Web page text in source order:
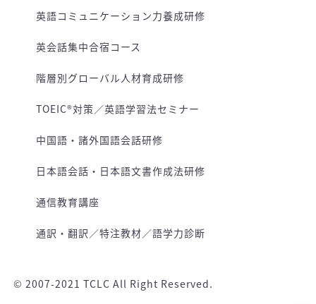
英語コミュニケーション力養成研修
英会話集中合宿コース
階層別グローバル人材育成研修
TOEIC®対策／英語学習法セミナー
中国語・諸外国語会話研修
日本語会話・日本語文書作成法研修
通信教育講座
通訳・翻訳／特注教材／語学力診断
© 2007-2021 TCLC All Right Reserved.